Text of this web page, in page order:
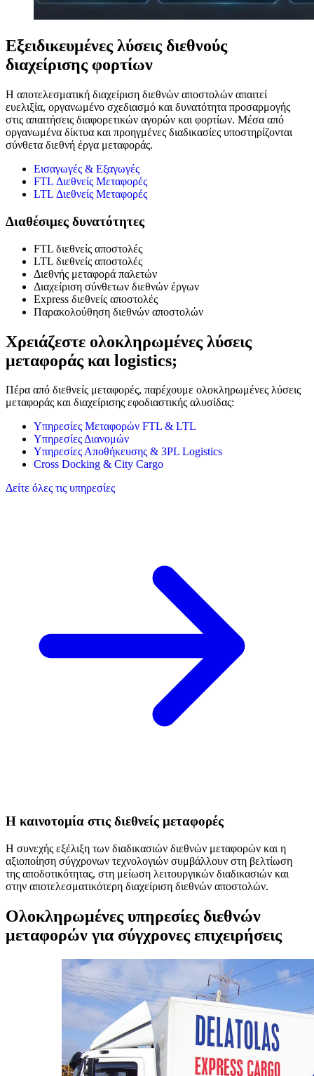
Εξειδικευμένες λύσεις διεθνούς
διαχείρισης φορτίων
Η αποτελεσματική διαχείριση διεθνών αποστολών απαιτεί
ευελιξία, οργανωμένο σχεδιασμό και δυνατότητα προσαρμογής
στις απαιτήσεις διαφορετικών αγορών και φορτίων. Μέσα από
οργανωμένα δίκτυα και προηγμένες διαδικασίες υποστηρίζονται
σύνθετα διεθνή έργα μεταφοράς.
Εισαγωγές & Εξαγωγές
FTL Διεθνείς Μεταφορές
LTL Διεθνείς Μεταφορές
Διαθέσιμες δυνατότητες
FTL διεθνείς αποστολές
LTL διεθνείς αποστολές
Διεθνής μεταφορά παλετών
Διαχείριση σύνθετων διεθνών έργων
Express διεθνείς αποστολές
Παρακολούθηση διεθνών αποστολών
Χρειάζεστε ολοκληρωμένες λύσεις
μεταφοράς και logistics;
Πέρα από διεθνείς μεταφορές, παρέχουμε ολοκληρωμένες λύσεις
μεταφοράς και διαχείρισης εφοδιαστικής αλυσίδας:
Υπηρεσίες Μεταφορών FTL & LTL
Υπηρεσίες Διανομών
Υπηρεσίες Αποθήκευσης & 3PL Logistics
Cross Docking & City Cargo
Δείτε όλες τις υπηρεσίες
Η καινοτομία στις διεθνείς μεταφορές
Η συνεχής εξέλιξη των διαδικασιών διεθνών μεταφορών και η
αξιοποίηση σύγχρονων τεχνολογιών συμβάλλουν στη βελτίωση
της αποδοτικότητας, στη μείωση λειτουργικών διαδικασιών και
στην αποτελεσματικότερη διαχείριση διεθνών αποστολών.
Ολοκληρωμένες υπηρεσίες διεθνών
μεταφορών για σύγχρονες επιχειρήσεις